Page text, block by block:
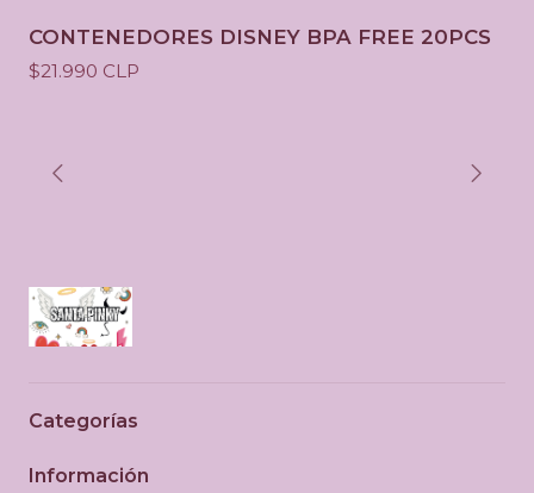
CONTENEDORES DISNEY BPA FREE 20PCS
$21.990 CLP
Categorías
Información